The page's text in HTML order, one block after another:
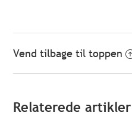
Vend tilbage til toppen
Relaterede artikler